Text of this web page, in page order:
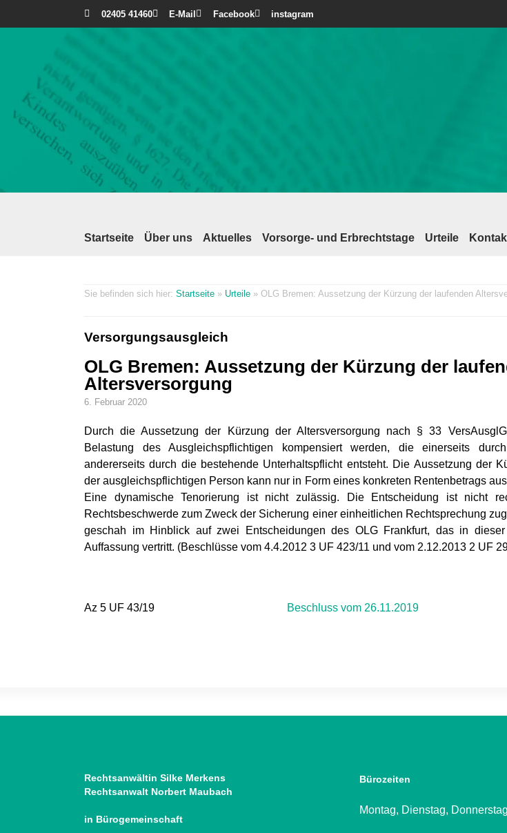
02405 41460 E-Mail Facebook instagram
Startseite Über uns Aktuelles Vorsorge- und Erbrechtstage Urteile
Startseite » Urteile » OLG Bremen: Aussetzung der Kürzung der laufenden
Versorgungsausgleich
OLG Bremen: Aussetzung der Kürzung der
Altersversorgung
6. Februar 2020
Durch die Aussetzung der Kürzung der Altersversorgung nach § 33
Belastung des Ausgleichspflichtigen kompensiert werden, die einerseits
andererseits durch die bestehende Unterhaltspflicht entsteht. Die Aussetzung der
der ausgleichspflichtigen Person kann nur in Form eines konkreten Rentenbetrags
Eine dynamische Tenorierung ist nicht zulässig. Die Entscheidung ist nicht
Rechtsbeschwerde zum Zweck der Sicherung einer einheitlichen Rechtsprechung
geschah im Hinblick auf zwei Entscheidungen des OLG Frankfurt, das in
Auffassung vertritt. (Beschlüsse vom 4.4.2012 3 UF 423/11 und vom 2.12.2013 2 UF
Az 5 UF 43/19 Beschluss vom 26.11.2019
Rechtsanwältin Silke Merkens
Rechtsanwalt Norbert Maubach
in Bürogemeinschaft
Bürozeiten
Montag, Dienstag, Donnerstag